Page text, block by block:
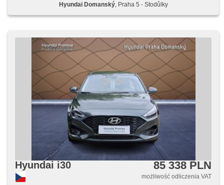
chowane zagłówki, wycieraczka tylna, gwarancja
Hyundai Domanský, Praha 5 - Stodůlky
Hyundai i30 85 338 PLN
możliwość odliczenia VAT